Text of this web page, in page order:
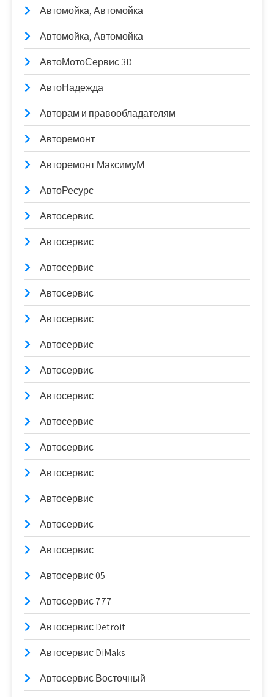
Автомойка, Автомойка
Автомойка, Автомойка
АвтоМотоСервис 3D
АвтоНадежда
Авторам и правообладателям
Авторемонт
Авторемонт МаксимуМ
АвтоРесурс
Автосервис
Автосервис
Автосервис
Автосервис
Автосервис
Автосервис
Автосервис
Автосервис
Автосервис
Автосервис
Автосервис
Автосервис
Автосервис
Автосервис
Автосервис 05
Автосервис 777
Автосервис Detroit
Автосервис DiMaks
Автосервис Восточный